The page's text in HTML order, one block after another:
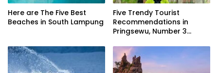
Here are The Five Best
Beaches in South Lampung
Five Trendy Tourist
Recommendations in
Pringsewu, Number 3
President